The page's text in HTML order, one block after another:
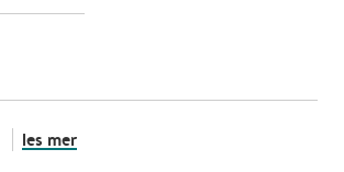
les mer